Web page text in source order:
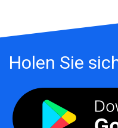
Holen Sie